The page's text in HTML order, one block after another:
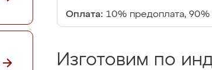
Оплата: 10% предоплата,
Изготовим по